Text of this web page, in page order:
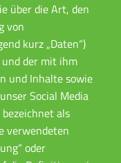
über die Art, den
von
kurz „Daten“)
der mit ihm
und Inhalte sowie
Social Media
als
verwendeten
oder